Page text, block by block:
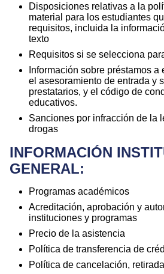
Disposiciones relativas a la
material para los estudiantes
requisitos, incluida la
texto
Requisitos si se selecciona
Información sobre préstamos
el asesoramiento de entrada y
prestatarios, y el código de
educativos.
Sanciones por infracción de la
drogas
INFORMACIÓN
GENERAL:
Programas académicos
Acreditación, aprobación y
instituciones y programas
Precio de la asistencia
Política de transferencia de
Política de cancelación,